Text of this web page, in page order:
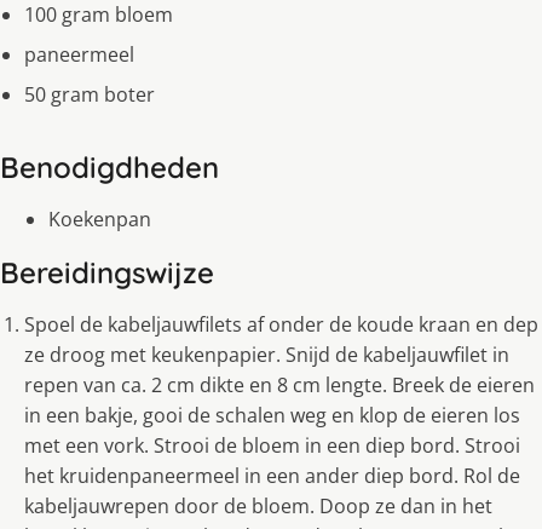
100 gram bloem
paneermeel
50 gram boter
Benodigdheden
Koekenpan
Bereidingswijze
Spoel de kabeljauwfilets af onder de koude kraan en dep
ze droog met keukenpapier. Snijd de kabeljauwfilet in
repen van ca. 2 cm dikte en 8 cm lengte. Breek de eieren
in een bakje, gooi de schalen weg en klop de eieren los
met een vork. Strooi de bloem in een diep bord. Strooi
het kruidenpaneermeel in een ander diep bord. Rol de
kabeljauwrepen door de bloem. Doop ze dan in het